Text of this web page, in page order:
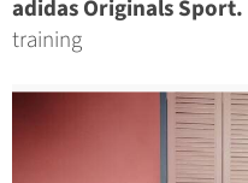
adidas Originals Sport.
training